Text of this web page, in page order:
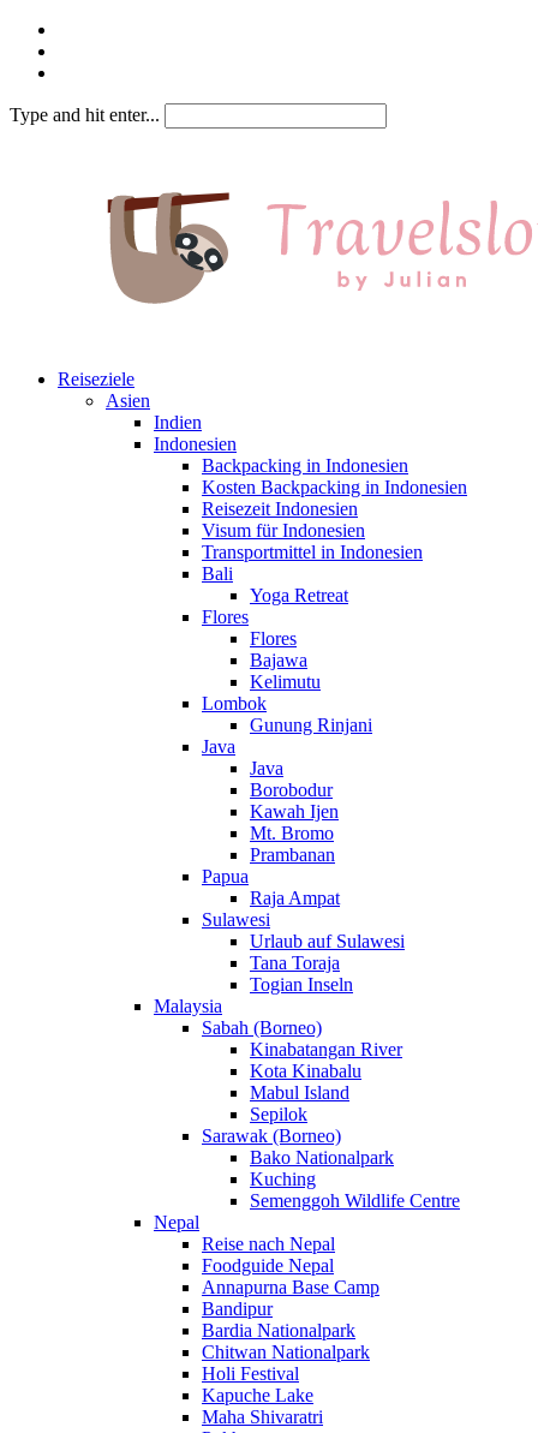
Type and hit enter...
Reiseziele
Asien
Indien
Indonesien
Backpacking in Indonesien
Kosten Backpacking in Indonesien
Reisezeit Indonesien
Visum für Indonesien
Transportmittel in Indonesien
Bali
Yoga Retreat
Flores
Flores
Bajawa
Kelimutu
Lombok
Gunung Rinjani
Java
Java
Borobodur
Kawah Ijen
Mt. Bromo
Prambanan
Papua
Raja Ampat
Sulawesi
Urlaub auf Sulawesi
Tana Toraja
Togian Inseln
Malaysia
Sabah (Borneo)
Kinabatangan River
Kota Kinabalu
Mabul Island
Sepilok
Sarawak (Borneo)
Bako Nationalpark
Kuching
Semenggoh Wildlife Centre
Nepal
Reise nach Nepal
Foodguide Nepal
Annapurna Base Camp
Bandipur
Bardia Nationalpark
Chitwan Nationalpark
Holi Festival
Kapuche Lake
Maha Shivaratri